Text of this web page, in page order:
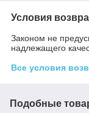
Условия
Законом не
надлежащего
Все условия
Подобные